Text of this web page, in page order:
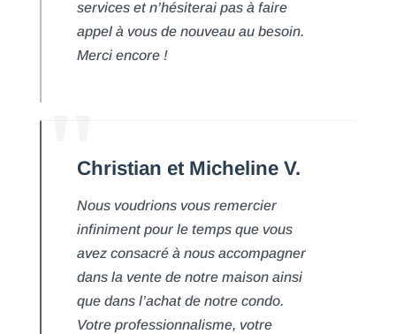
services et n’hésiterai pas à faire
appel à vous de nouveau au besoin.
Merci encore !
Christian et Micheline V.
Nous voudrions vous remercier
infiniment pour le temps que vous
avez consacré à nous accompagner
dans la vente de notre maison ainsi
que dans l’achat de notre condo.
Votre professionnalisme, votre